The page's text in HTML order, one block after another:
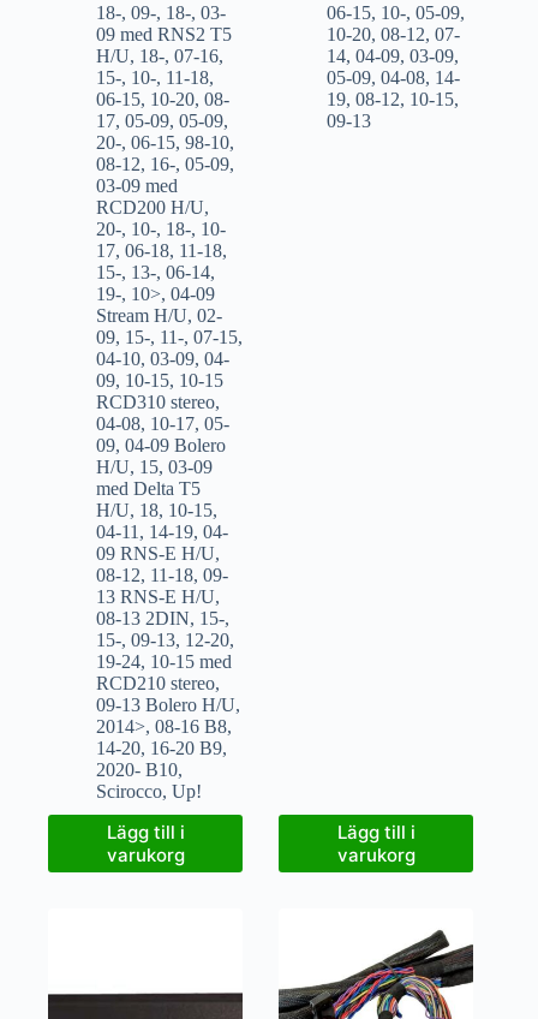
18-, 09-, 18-, 03-
09 med RNS2 T5
H/U, 18-, 07-16,
15-, 10-, 11-18,
06-15, 10-20, 08-
17, 05-09, 05-09,
20-, 06-15, 98-10,
08-12, 16-, 05-09,
03-09 med
RCD200 H/U,
20-, 10-, 18-, 10-
17, 06-18, 11-18,
15-, 13-, 06-14,
19-, 10>, 04-09
Stream H/U, 02-
09, 15-, 11-, 07-15,
04-10, 03-09, 04-
09, 10-15, 10-15
RCD310 stereo,
04-08, 10-17, 05-
09, 04-09 Bolero
H/U, 15, 03-09
med Delta T5
H/U, 18, 10-15,
04-11 , 14-19, 04-
09 RNS-E H/U,
08-12, 11-18, 09-
13 RNS-E H/U,
08-13 2DIN, 15-,
15-, 09-13, 12-20,
19-24, 10-15 med
RCD210 stereo,
09-13 Bolero H/U,
2014>, 08-16 B8,
14-20, 16-20 B9,
2020- B10,
Scirocco, Up!
Lägg till i
varukorg
06-15, 10-,05-09,
10-20,08-12,07-
14,04-09,03-09,
05-09,04-08, 14-
19,08-12, 10-15,
09-13
Lägg till i
varukorg